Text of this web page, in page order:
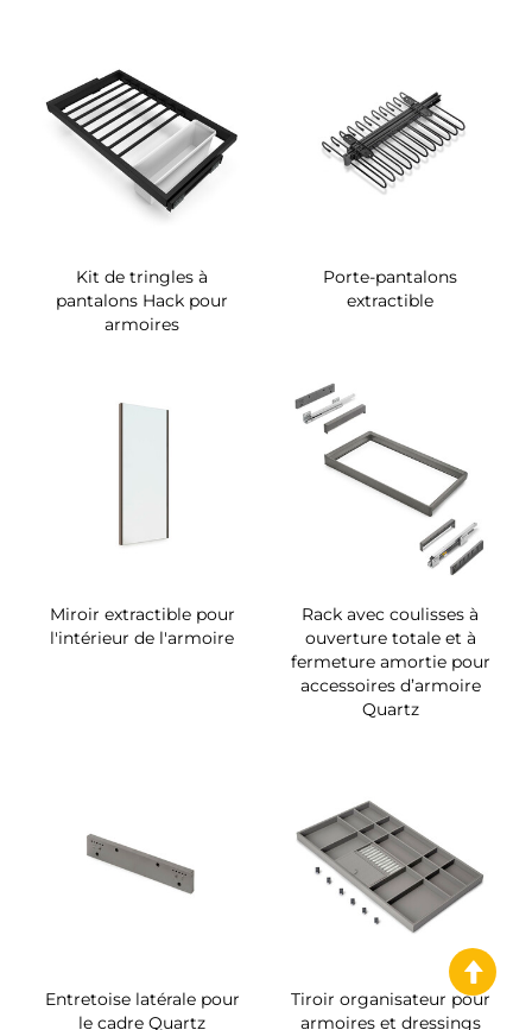
Kit de tringles à
pantalons Hack pour
armoires
Porte-pantalons
extractible
Miroir extractible pour
l'intérieur de l'armoire
Rack avec coulisses à
ouverture totale et à
fermeture amortie pour
accessoires d’armoire
Quartz
Entretoise latérale pour
le cadre Quartz
Tiroir organisateur pour
armoires et dressings